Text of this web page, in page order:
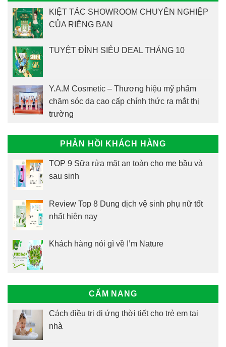
KIỆT TÁC SHOWROOM CHUYÊN NGHIỆP
CỦA RIÊNG BẠN
TUYỆT ĐỈNH SIÊU DEAL THÁNG 10
Y.A.M Cosmetic – Thương hiệu mỹ phẩm
chăm sóc da cao cấp chính thức ra mắt thị
trường
PHẢN HỒI KHÁCH HÀNG
TOP 9 Sữa rửa mặt an toàn cho mẹ bầu và
sau sinh
Review Top 8 Dung dịch vệ sinh phụ nữ tốt
nhất hiện nay
Khách hàng nói gì về I’m Nature
CẨM NANG
Cách điều trị dị ứng thời tiết cho trẻ em tại
nhà